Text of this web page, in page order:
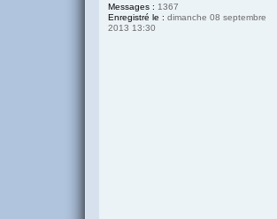
Messages : 1367
Enregistré le : dimanche 08 septembre
2013 13:30